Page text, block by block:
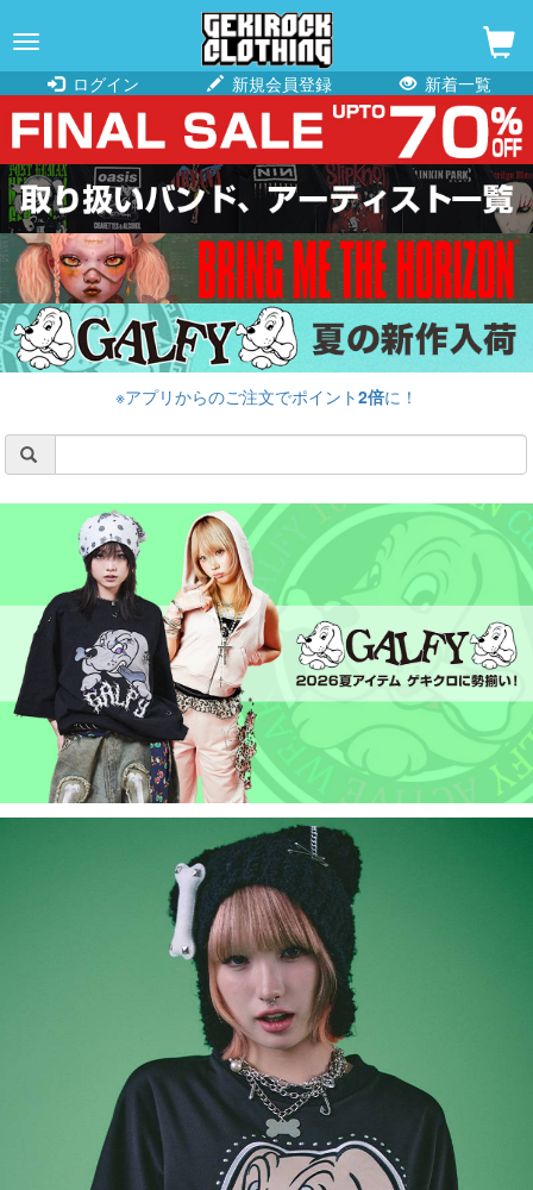
navigation
ログイン
新規会員登録 新着一覧
※アプリからのご注文でポイント2倍に！